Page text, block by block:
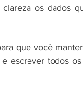
os dados
que você
escrever todos